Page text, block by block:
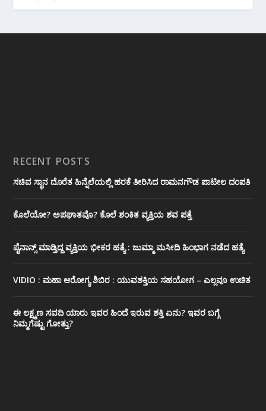
RECENT POSTS
ಸಚಿವ ಸ್ಥಾನ ದೊರೆತ ಹಿನ್ನೆಲೆಯಲ್ಲಿ ಹರಕೆ ತೀರಿಸಿದ ರಾಮನಗೌಡ ಪಾಟೀಲ ದಂಪತಿ
ಕೊಲೆಯೋ? ಅಪಘಾತವೊ? ಕೊಲೆ ಶಂಕಿತ ವ್ಯಕ್ತಿಯ ಶವ ಪತ್ತೆ
ಪೈನಾನ್ಸ್ ಮಾಡ್ತಿದ್ದ ವ್ಯಕ್ತಿಯ ಭೀಕರ‌ ಹತ್ಯೆ : ಜುಮ್ಮಾ ಮಸೀದಿ ಹಿಂಭಾಗ ನಡೆದ ಹತ್ಯೆ
VIDIO : ಮಹಾ ಆರೋಗ್ಯ ಶಿಬಿರ : ಯುವಶಕ್ತಿಯ ಸಹಯೋಗ – ಎಲ್ಲವೂ ಉಚಿತ
ಈ ಲಕ್ಷ್ಮಣ ಸವದಿ ಯಾರು ಇವರ ಹಿಂದೆ ಇರುವ ಶಕ್ತಿ ಏನು? ಇವರ ಬಗ್ಗೆ
ನಿಮ್ಮಗೆಷ್ಟು ಗೋತ್ತು?